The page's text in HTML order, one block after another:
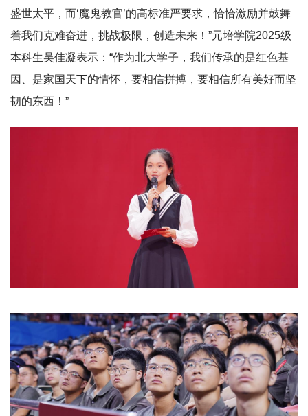
盛世太平，而‘魔鬼教官’的高标准严要求，恰恰激励并鼓舞
着我们克难奋进，挑战极限，创造未来！”元培学院2025级
本科生吴佳凝表示：“作为北大学子，我们传承的是红色基
因、是家国天下的情怀，要相信拼搏，要相信所有美好而坚
韧的东西！”